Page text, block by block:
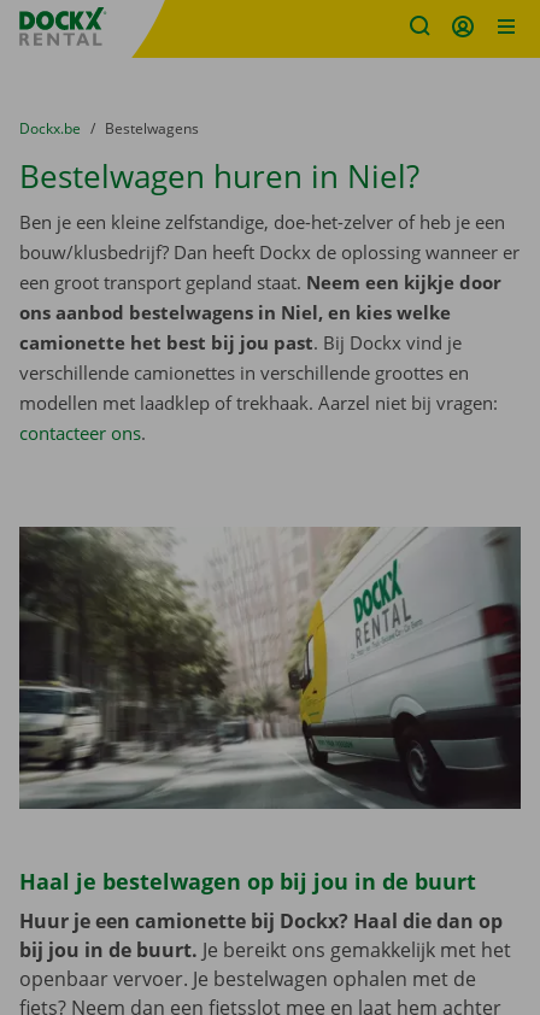
Fratello DEMO
U bevindt zich hier:
van
Dockx.be naar
Bestelwagens
Bestelwagen huren in Niel?
Ben je een kleine zelfstandige, doe-het-zelver of heb je een
bouw/klusbedrijf? Dan heeft Dockx de oplossing wanneer er
een groot transport gepland staat. Neem een kijkje door
ons aanbod bestelwagens in Niel, en kies welke
camionette het best bij jou past. Bij Dockx vind je
verschillende camionettes in verschillende groottes en
modellen met laadklep of trekhaak. Aarzel niet bij vragen:
contacteer ons.
Haal je bestelwagen op bij jou in de buurt
Huur je een camionette bij Dockx? Haal die dan op
bij jou in de buurt. Je bereikt ons gemakkelijk met het
openbaar vervoer. Je bestelwagen ophalen met de
fiets? Neem dan een fietsslot mee en laat hem achter